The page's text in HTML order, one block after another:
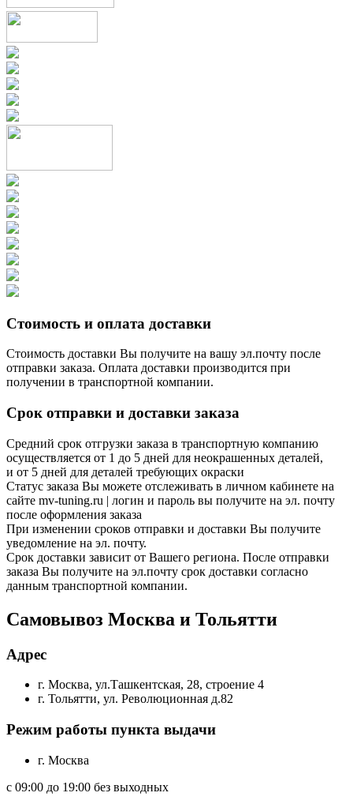
Стоимость и оплата доставки
Стоимость доставки Вы получите на вашу эл.почту после
отправки заказа. Оплата доставки производится при
получении в транспортной компании.
Срок отправки и доставки заказа
Средний срок отгрузки заказа в транспортную компанию
осуществляется от 1 до 5 дней для неокрашенных деталей,
и от 5 дней для деталей требующих окраски
Статус заказа Вы можете отслеживать в личном кабинете на
сайте mv-tuning.ru | логин и пароль вы получите на эл. почту
после оформления заказа
При изменении сроков отправки и доставки Вы получите
уведомление на эл. почту.
Срок доставки зависит от Вашего региона. После отправки
заказа Вы получите на эл.почту срок доставки согласно
данным транспортной компании.
Самовывоз Москва и Тольятти
Адрес
г. Москва, ул.Ташкентская, 28, строение 4
г. Тольятти, ул. Революционная д.82
Режим работы пункта выдачи
г. Москва
с 09:00 до 19:00 без выходных